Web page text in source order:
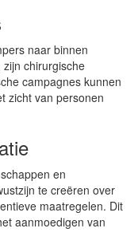
naar binnen
chirurgische
campagnes kunnen
zicht van personen
en
te creëren over
maatregelen. Dit
aanmoedigen van